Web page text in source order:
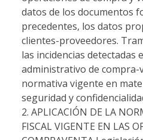
datos de los documentos
precedentes, los datos
clientes-proveedores.
las incidencias detectadas
administrativo de compra-
normativa vigente en
seguridad y
2. APLICACIÓN DE LA
FISCAL VIGENTE EN LAS